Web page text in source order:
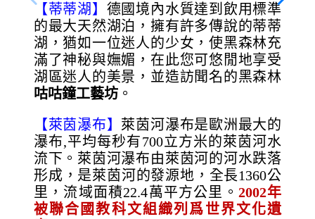
【蒂蒂湖】 德國境內水質達到飲用標準
的最大天然湖泊，擁有許多傳說的蒂蒂
湖，猶如一位迷人的少女，使黑森林充
滿了神秘與嫵媚，在此您可悠閒地享受
湖區迷人的美景，並造訪聞名的黑森林
咕咕鐘工藝坊。
【萊茵瀑布】 萊茵河瀑布是歐洲最大的
瀑布,平均每秒有700立方米的萊茵河水
流下。萊茵河瀑布由萊茵河的河水跌落
形成，是萊茵河的發源地，全長1360公
里，流域面積22.4萬平方公里。 2002年
被聯合國教科文組織列爲世界文化遺